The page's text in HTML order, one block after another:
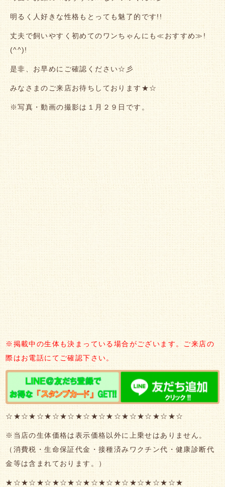
明るく人好きな性格もとっても魅了的です!!
丈夫で飼いやすく初めてのワンちゃんにも≪おすすめ≫!
(^^)!
是非、お早めにご確認ください☆彡
みなさまのご来店お待ちしております★☆
※写真・動画の撮影は１月２９日です。
※掲載中の生体も決まっている場合がございます。ご来店の
際はお電話にてご確認下さい。
☆★☆★☆★☆★☆★☆★☆★☆★☆★☆★☆★☆
※当店の生体価格は表示価格以外に上乗せはありません。
（消費税・生命保証代金・接種済みワクチン代・健康診断代
金等は含まれております。）
★☆★☆★☆★☆★☆★☆★☆★☆★☆★☆★☆★